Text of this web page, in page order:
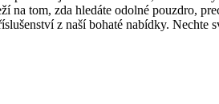
na tom, zda hledáte odolné pouzdro,
z naší bohaté nabídky.